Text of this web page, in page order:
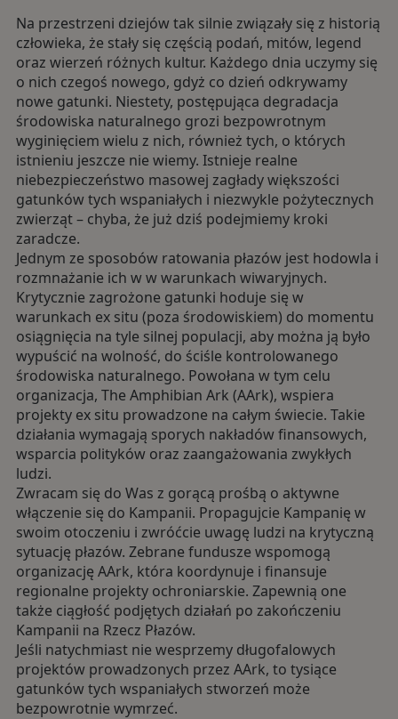
Na przestrzeni dziejów tak silnie związały się z historią
człowieka, że stały się częścią podań, mitów, legend
oraz wierzeń różnych kultur. Każdego dnia uczymy się
o nich czegoś nowego, gdyż co dzień odkrywamy
nowe gatunki. Niestety, postępująca degradacja
środowiska naturalnego grozi bezpowrotnym
wyginięciem wielu z nich, również tych, o których
istnieniu jeszcze nie wiemy. Istnieje realne
niebezpieczeństwo masowej zagłady większości
gatunków tych wspaniałych i niezwykle pożytecznych
zwierząt – chyba, że już dziś podejmiemy kroki
zaradcze.
Jednym ze sposobów ratowania płazów jest hodowla i
rozmnażanie ich w w warunkach wiwaryjnych.
Krytycznie zagrożone gatunki hoduje się w
warunkach ex situ (poza środowiskiem) do momentu
osiągnięcia na tyle silnej populacji, aby można ją było
wypuścić na wolność, do ściśle kontrolowanego
środowiska naturalnego. Powołana w tym celu
organizacja, The Amphibian Ark (AArk), wspiera
projekty ex situ prowadzone na całym świecie. Takie
działania wymagają sporych nakładów finansowych,
wsparcia polityków oraz zaangażowania zwykłych
ludzi.
Zwracam się do Was z gorącą prośbą o aktywne
włączenie się do Kampanii. Propagujcie Kampanię w
swoim otoczeniu i zwróćcie uwagę ludzi na krytyczną
sytuację płazów. Zebrane fundusze wspomogą
organizację AArk, która koordynuje i finansuje
regionalne projekty ochroniarskie. Zapewnią one
także ciągłość podjętych działań po zakończeniu
Kampanii na Rzecz Płazów.
Jeśli natychmiast nie wesprzemy długofalowych
projektów prowadzonych przez AArk, to tysiące
gatunków tych wspaniałych stworzeń może
bezpowrotnie wymrzeć.